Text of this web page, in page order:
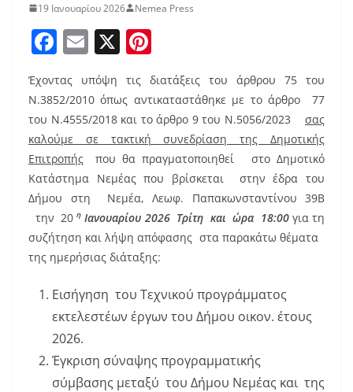
19 Ιανουαρίου 2026 Nemea Press
F
c
e
b
o
o
k
E
m
ai
l
X
nt
er
e
st
Έχοντας υπόψη τις διατάξεις του άρθρου 75 του
Ν.3852/2010 όπως αντικαταστάθηκε με το άρθρο 77
του N.4555/2018 και το άρθρο 9 του Ν.5056/2023 σας
καλούμε σε τακτική συνεδρίαση της Δημοτικής
Επιτροπής που θα πραγματοποιηθεί στο Δημοτικό
Κατάστημα Νεμέας που βρίσκεται στην έδρα του
Δήμου στη Νεμέα, Λεωφ. Παπακωνσταντίνου 39Β
την 20 η Ιανουαρίου 2026 Τρίτη και ώρα 18:00 για τη
συζήτηση και λήψη απόφασης στα παρακάτω θέματα
της ημερήσιας διάταξης:
Εισήγηση του Τεχνικού προγράμματος
εκτελεστέων έργων του Δήμου οικον. έτους
2026.
Έγκριση σύναψης προγραμματικής
σύμβασης μεταξύ του Δήμου Νεμέας και της